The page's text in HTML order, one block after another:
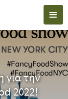
για την
2022!